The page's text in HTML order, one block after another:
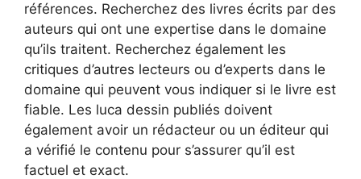
références. Recherchez des livres écrits par des
auteurs qui ont une expertise dans le domaine
qu’ils traitent. Recherchez également les
critiques d’autres lecteurs ou d’experts dans le
domaine qui peuvent vous indiquer si le livre est
fiable. Les luca dessin publiés doivent
également avoir un rédacteur ou un éditeur qui
a vérifié le contenu pour s’assurer qu’il est
factuel et exact.